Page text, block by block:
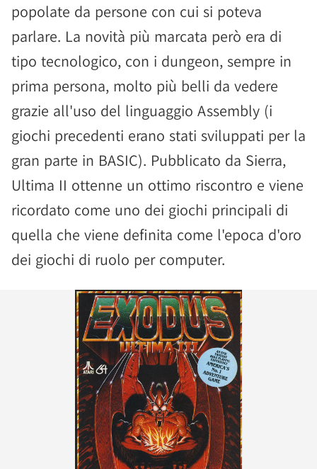
popolate da persone con cui si poteva
parlare. La novità più marcata però era di
tipo tecnologico, con i dungeon, sempre in
prima persona, molto più belli da vedere
grazie all'uso del linguaggio Assembly (i
giochi precedenti erano stati sviluppati per la
gran parte in BASIC). Pubblicato da Sierra,
Ultima II ottenne un ottimo riscontro e viene
ricordato come uno dei giochi principali di
quella che viene definita come l'epoca d'oro
dei giochi di ruolo per computer.